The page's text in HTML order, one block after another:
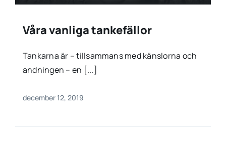
Våra vanliga tankefällor
Tankarna är – tillsammans med känslorna och
andningen – en [...]
december 12, 2019